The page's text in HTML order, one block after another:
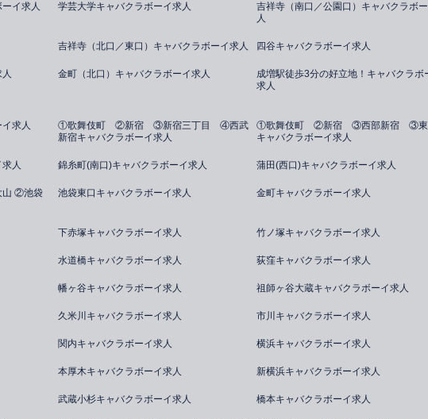
イ求人 学芸大学キャバクラボーイ求人
吉祥寺（南口／公園口）キャバクラボ
人
吉祥寺（北口／東口）キャバクラボーイ求人 四谷キャバクラボーイ求人
金町（北口）キャバクラボーイ求人
成増駅徒歩3分の好立地！キャバクラボ
求人
求人
①歌舞伎町 ②新宿 ③新宿三丁目 ④西武
新宿キャバクラボーイ求人
①歌舞伎町 ②新宿 ③西部新宿 ③東
キャバクラボーイ求人
人 錦糸町(南口)キャバクラボーイ求人 蒲田(西口)キャバクラボーイ求人
②池袋
池袋東口キャバクラボーイ求人 金町キャバクラボーイ求人
下赤塚キャバクラボーイ求人 竹ノ塚キャバクラボーイ求人
水道橋キャバクラボーイ求人 荻窪キャバクラボーイ求人
幡ヶ谷キャバクラボーイ求人 祖師ヶ谷大蔵キャバクラボーイ求人
久米川キャバクラボーイ求人 市川キャバクラボーイ求人
関内キャバクラボーイ求人 横浜キャバクラボーイ求人
本厚木キャバクラボーイ求人 新横浜キャバクラボーイ求人
武蔵小杉キャバクラボーイ求人 橋本キャバクラボーイ求人